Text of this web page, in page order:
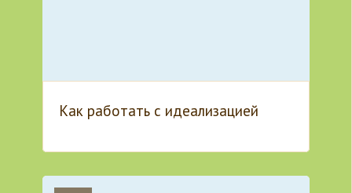
Как работать с идеализацией